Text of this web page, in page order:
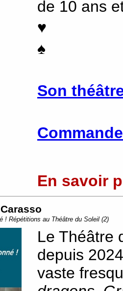
de 10 ans
♥
♠
Son
En savoir
! Répétitions au Théâtre du Soleil (2)
Le Théâtre
depuis
vaste